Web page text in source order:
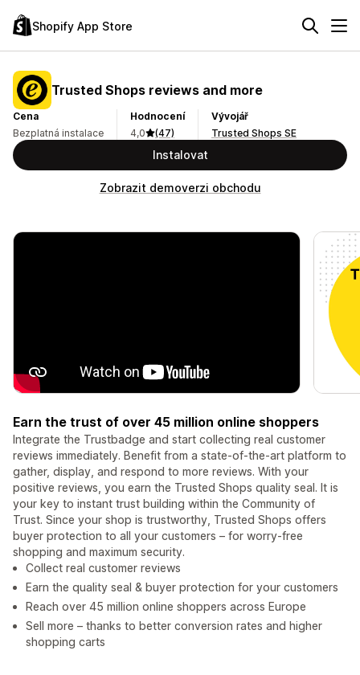
Shopify App Store
Trusted Shops reviews and more
Cena
Bezplatná instalace
Hodnocení
4,0
(47)
Vývojář
Trusted Shops SE
Instalovat
Zobrazit demoverzi obchodu
Earn the trust of over 45 million online shoppers
Integrate the Trustbadge and start collecting real customer
reviews immediately. Benefit from a state-of-the-art platform to
gather, display, and respond to more reviews. With your
positive reviews, you earn the Trusted Shops quality seal. It is
your key to instant trust building within the Community of
Trust. Since your shop is trustworthy, Trusted Shops offers
buyer protection to all your customers – for worry-free
shopping and maximum security.
Collect real customer reviews
Earn the quality seal & buyer protection for your customers
Reach over 45 million online shoppers across Europe
Sell more – thanks to better conversion rates and higher
shopping carts